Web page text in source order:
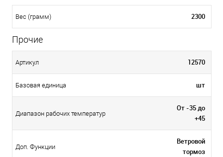
Вес (грамм) 2300
Прочие
Артикул 12570
Базовая единица шт
Диапазон рабочих температур
От -35 до
+45
Доп. Функции
Ветровой
тормоз